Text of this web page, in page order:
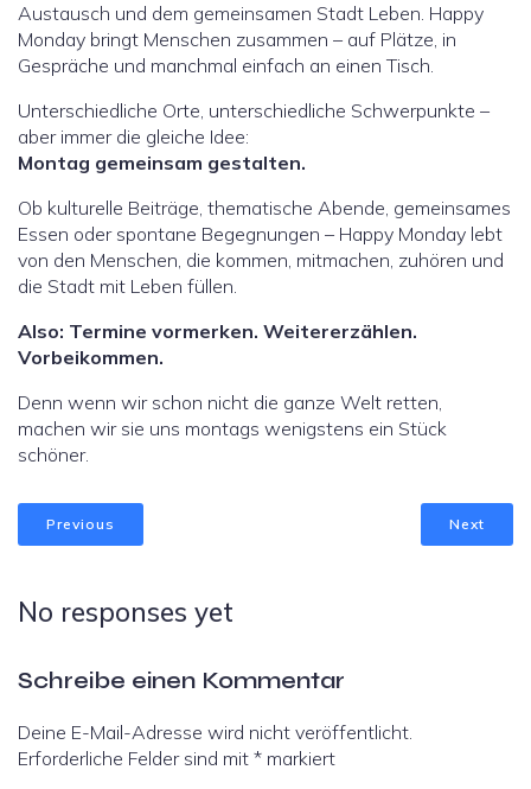
Austausch und dem gemeinsamen Stadt Leben. Happy
Monday bringt Menschen zusammen – auf Plätze, in
Gespräche und manchmal einfach an einen Tisch.
Unterschiedliche Orte, unterschiedliche Schwerpunkte –
aber immer die gleiche Idee:
Montag gemeinsam gestalten.
Ob kulturelle Beiträge, thematische Abende, gemeinsames
Essen oder spontane Begegnungen – Happy Monday lebt
von den Menschen, die kommen, mitmachen, zuhören und
die Stadt mit Leben füllen.
Also: Termine vormerken. Weitererzählen.
Vorbeikommen.
Denn wenn wir schon nicht die ganze Welt retten,
machen wir sie uns montags wenigstens ein Stück
schöner.
Previous Next
No responses yet
Schreibe einen Kommentar
Deine E-Mail-Adresse wird nicht veröffentlicht.
Erforderliche Felder sind mit * markiert